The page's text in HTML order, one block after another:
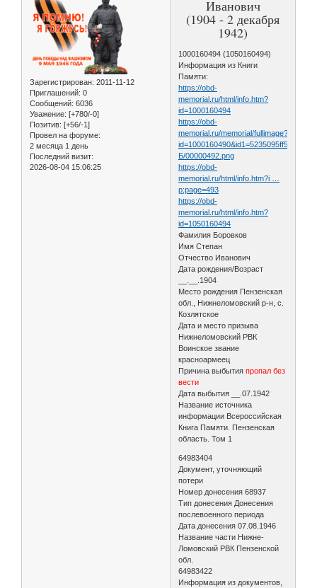
Зарегистрирован: 2011-11-12
Приглашений: 0
Сообщений: 6036
Уважение: [+780/-0]
Позитив: [+56/-1]
Провел на форуме:
2 месяца 1 день
Последний визит:
2026-08-04 15:06:25
Иванович
(1904 - 2 декабря
1942)
1000160494 (1050160494)
Информация из Книги
Памяти:
https://obd-
memorial.ru/html/info.htm?
id=1000160494
https://obd-
memorial.ru/memorial/fullimage?
Б/00000492.png
https://obd-
memorial.ru/html/info.htm?i …
p;page=493
https://obd-
memorial.ru/html/info.htm?
id=1050160494
Фамилия Боровков
Имя Степан
Отчество Иванович
Дата рождения/Возраст
__.__.1904
Место рождения Пензенская
обл., Нижнеломовский р-н, с.
Козлятское
Дата и место призыва
Нижнеломовский РВК
Воинское звание
красноармеец
Причина выбытияпропал без
вести
Дата выбытия __.07.1942
Название источника
информации Всероссийская
Книга Памяти. Пензенская
область. Том 1
64983404
Документ, уточняющий
потери
Номер донесения 68937
Тип донесения Донесения
послевоенного периода
Дата донесения 07.08.1946
Название части Нижне-
Ломовский РВК Пензенской
обл.
64983422
Информация из документов,